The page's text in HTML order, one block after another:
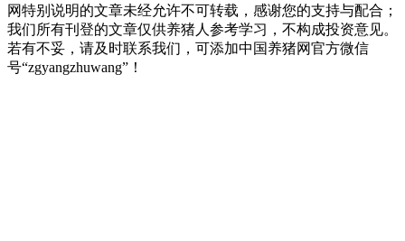
网特别说明的文章未经允许不可转载，感谢您的支持与配合；
我们所有刊登的文章仅供养猪人参考学习，不构成投资意见。
若有不妥，请及时联系我们，可添加中国养猪网官方微信
号“zgyangzhuwang”！